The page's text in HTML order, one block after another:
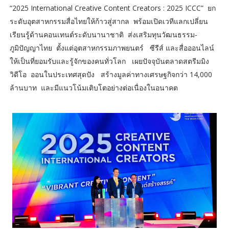
“2025 International Creative Content Creators : 2025 ICCC” ยก
ระดับอุตสาหกรรมสื่อไทยให้ก้าวสู่สากล พร้อมเปิดเวทีแลกเปลี่ยน
เรียนรู้ด้านคอนเทนต์ระดับนานาชาติ ส่งเสริมทุนวัฒนธรรม-
ภูมิปัญญาไทย ตั้งแต่อุตสาหกรรมภาพยนตร์ ซีรีส์ และสื่อออนไลน์
ให้เป็นที่ยอมรับและรู้จักของคนทั่วโลก เผยปัจจุบันตลาดสตรีมมิง
วิดีโอ ออนในประเทศสุดปัง สร้างมูลค่าทางเศรษฐกิจกว่า 14,000
ล้านบาท และมีแนวโน้มเติบโตอย่างต่อเนื่องในอนาคต